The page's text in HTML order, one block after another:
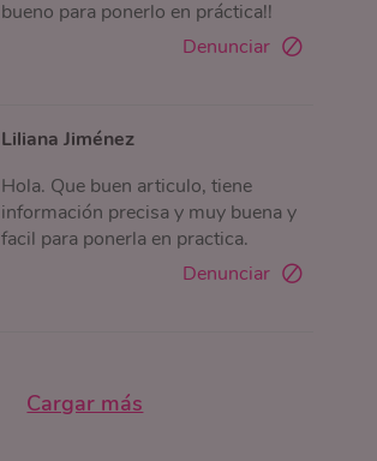
bueno para ponerlo en práctica!!
Denunciar
Liliana Jiménez
Hola. Que buen articulo, tiene
información precisa y muy buena y
facil para ponerla en practica.
Denunciar
Cargar más